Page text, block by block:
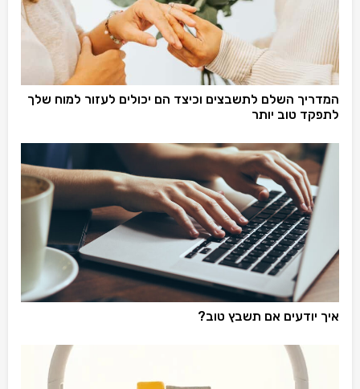
המדריך השלם לתשבצים וכיצד הם יכולים לעזור למוח שלך
לתפקד טוב יותר
איך יודעים אם תשבץ טוב?